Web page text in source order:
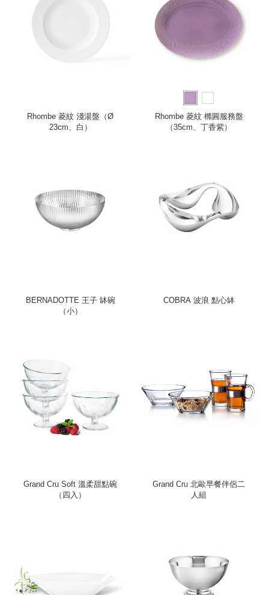
Rhombe 菱紋 淺湯盤（Ø
23cm、白）
Rhombe 菱紋 橢圓服務盤
（35cm、丁香紫）
BERNADOTTE 王子 缽碗
（小）
COBRA 波浪 點心缽
Grand Cru Soft 溫柔甜點碗
（四入）
Grand Cru 北歐早餐伴侶二
人組